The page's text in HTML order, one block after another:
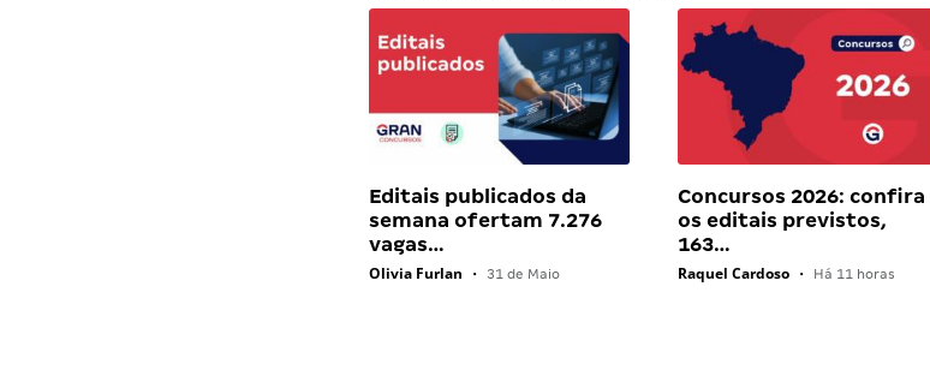
Editais publicados da
semana ofertam 7.276
vagas…
Olivia Furlan • 31 de Maio
Concursos 2026: confira
os editais previstos,
163…
Raquel Cardoso • Há 11 horas